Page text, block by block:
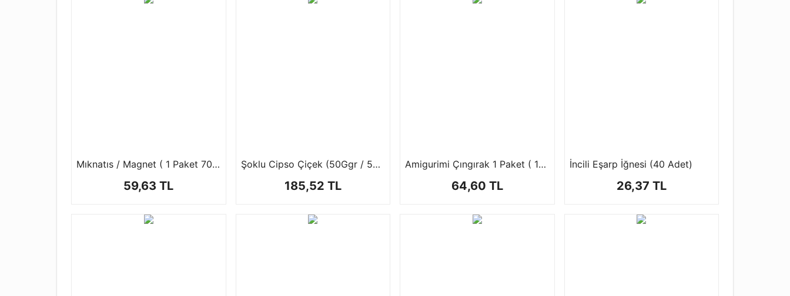
Mıknatıs / Magnet ( 1 Paket 70 ad )
59,63 TL
Şoklu Cipso Çiçek (50Ggr / 50 cm )
185,52 TL
Amigurimi Çıngırak 1 Paket ( 10 ad ) 2 Farklı Boyutta
64,60 TL
İncili Eşarp İğnesi (40 Adet)
26,37 TL